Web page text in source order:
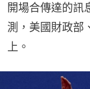
開場合傳達的訊
測，美國財政部
上。